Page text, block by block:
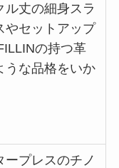
ル丈の細身スラ
やセットアップ
の持つ革
うな品格をいか
ープレスのチノ